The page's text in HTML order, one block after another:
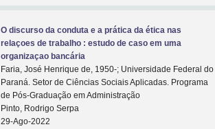
O discurso da conduta e a prática da ética nas
relaçoes de trabalho : estudo de caso em uma
organizaçao bancária
Faria, José Henrique de, 1950-; Universidade Federal do
Paraná. Setor de Ciências Sociais Aplicadas. Programa
de Pós-Graduação em Administração
Pinto, Rodrigo Serpa
29-Ago-2022